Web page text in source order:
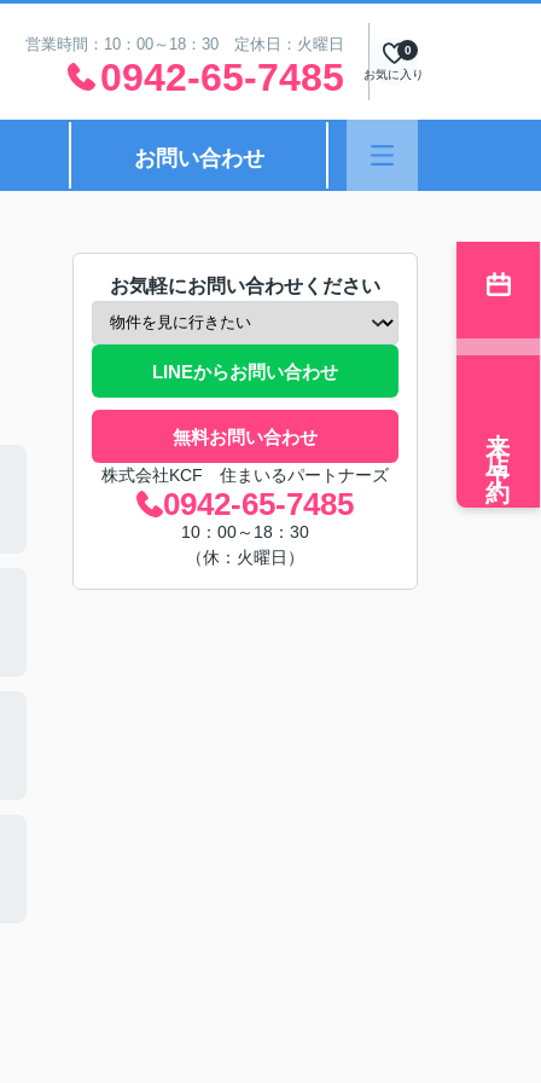
営業時間：10：00～18：30 定休日：火曜日
0942-65-7485 お気に入り
0
お問い合わせ
お気軽にお問い合わせください
LINEからお問い合わせ
無料お問い合わせ
株式会社KCF 住まいるパートナーズ
0942-65-7485
10：00～18：30
（休：火曜日）
来店予約